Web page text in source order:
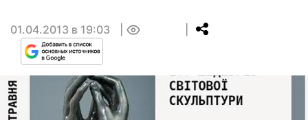
01.04.2013 в 19:03